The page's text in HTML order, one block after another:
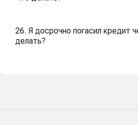
26. Я досрочно погасил кредит
делать?